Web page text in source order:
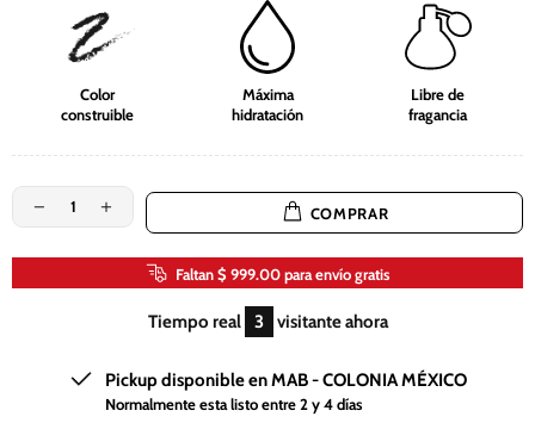
Color
construible
Máxima
hidratación
Libre de
fragancia
COMPRAR
Faltan $ 999.00 para envío gratis
Tiempo real 7 visitante ahora
Pickup disponible enMAB - COLONIA MÉXICO
Normalmente esta listo entre 2 y 4 días